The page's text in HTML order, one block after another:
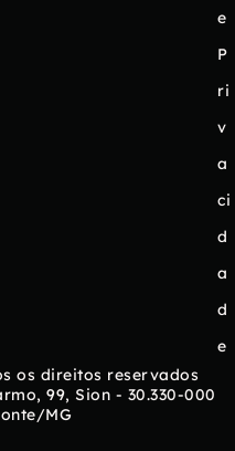
e
P
ri
v
a
ci
d
a
d
e
os direitos reservados
99, Sion - 30.330-000
MG